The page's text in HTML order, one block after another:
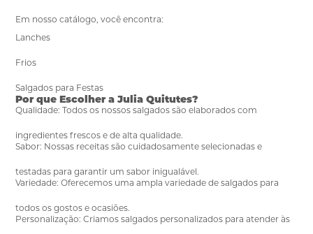
Em nosso catálogo, você encontra:
Lanches
Frios
Salgados para Festas
Por que Escolher a Julia Quitutes?
Qualidade: Todos os nossossalgados são elaborados com
ingredientes frescos e de alta qualidade.
Sabor: Nossas receitas são cuidadosamente selecionadas e
testadas para garantir um sabor inigualável.
Variedade: Oferecemos uma ampla variedade desalgados para
todos os gostos e ocasiões.
Personalização: Criamossalgados personalizados para atender às